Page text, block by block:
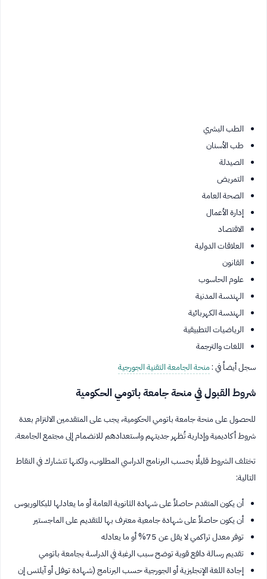
الطب البشري
طب الأسنان
الصيدلة
التمريض
الصحة العامة
إدارة الأعمال
الاقتصاد
العلاقات الدولية
القانون
علوم الحاسوب
الهندسة المدنية
الهندسة الكهربائية
الرياضيات التطبيقية
اللغات والترجمة
سجل أيضاً في :منحة الجامعة التقنية الجورجية
شروط القبول في منحة جامعة باتومي الحكومية
للحصول على منحة جامعة باتومي الحكومية، يجب على المتقدمين الالتزام بعدة
شروط أكاديمية وإدارية تُظهر جديتهم واستعدادهم للانضمام إلى مجتمع الجامعة.
تختلف الشروط قليلًا بحسب البرنامج الدراسي المطلوب، ولكنها تتشارك في النقاط
التالية:
أن يكون المتقدم حاصلاً على شهادة الثانوية العامة أو ما يعادلها للبكالوريوس
أن يكون حاصلاً على شهادة جامعية معترف بها للتقديم على الماجستير
توفر معدل تراكمي لا يقل عن 75% أو ما يعادله
تقديم رسالة دافع قوية توضح سبب الرغبة في الدراسة بجامعة باتومي
إجادة اللغة الإنجليزية أو الجورجية حسب البرنامج (شهادة توفل أو آيلتس إن